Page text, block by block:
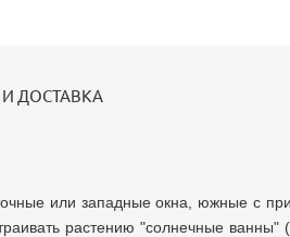
ДОСТАВКА
или западные окна, южные с
растению "солнечные ванны"